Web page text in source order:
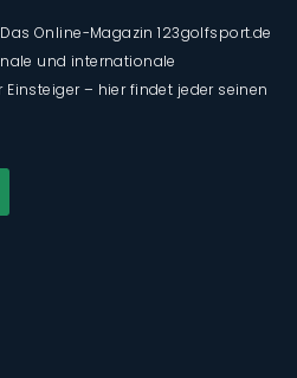
Online-Magazin 123golfsport.de
und internationale
– hier findet jeder seinen